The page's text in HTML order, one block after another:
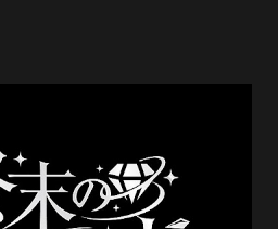
de Okinawa com folk, blues e pop.
BEGIN estão "Shimanchu nu Takara",
"Egao no Manma" e "Umi no Koe" ,